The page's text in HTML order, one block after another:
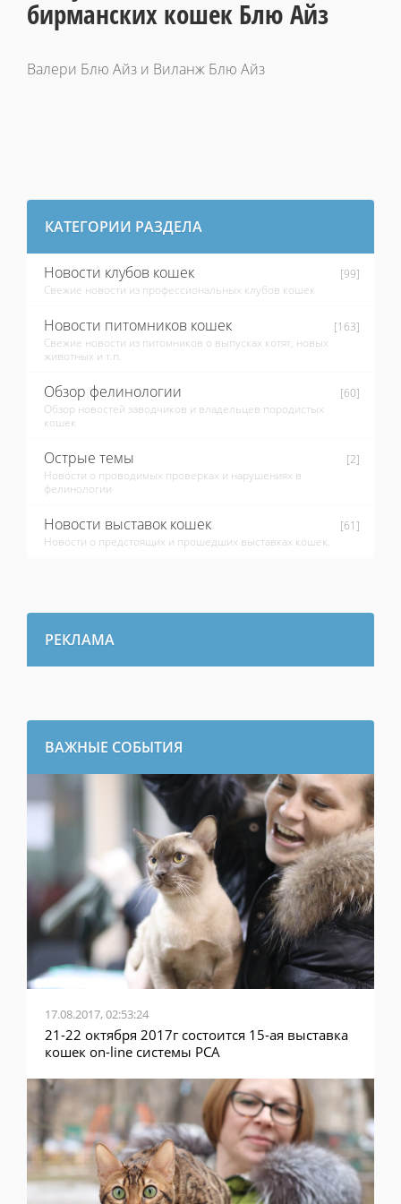
бирманских кошек Блю Айз
Валери Блю Айз и Виланж Блю Айз
КАТЕГОРИИ РАЗДЕЛА
Новости клубов кошек
[99]
Свежие новости из профессиональных клубов кошек
Новости питомников кошек
[163]
Свежие новости из питомников о выпусках котят, новых
животных и т.п.
Обзор фелинологии
[60]
Обзор новостей заводчиков и владельцев породистых
кошек
Острые темы
[2]
Новости о проводимых проверках и нарушениях в
фелинологии
Новости выставок кошек
[61]
Новости о предстоящих и прошедших выставках кошек.
РЕКЛАМА
ВАЖНЫЕ СОБЫТИЯ
17.08.2017, 02:53:24
21-22 октября 2017г состоится 15-ая выставка
кошек on-line системы PCA